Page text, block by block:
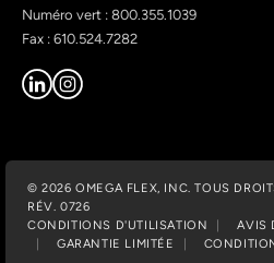
Numéro vert : 800.355.1039
Fax : 610.524.7282
© 2026 OMEGA FLEX, INC. TOUS
RÉV. 0726
CONDITIONS D'UTILISATION
AVIS
GARANTIE LIMITÉE